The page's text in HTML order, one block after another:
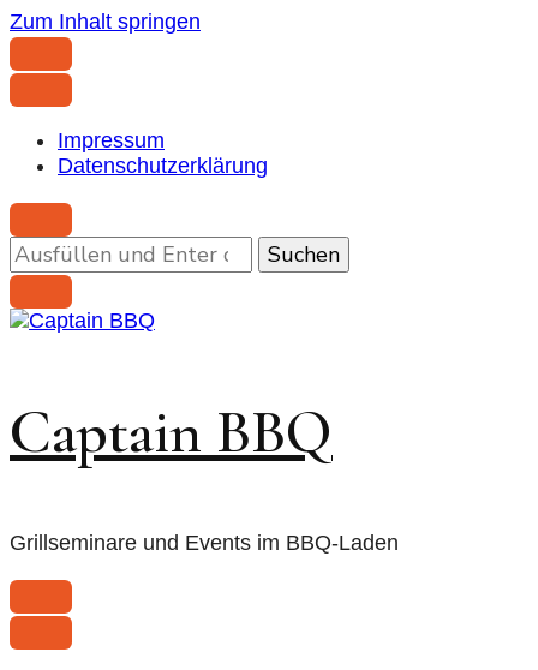
Zum Inhalt springen
Impressum
Datenschutzerklärung
Suchst
du
nach
etwas?
Captain BBQ
Grillseminare und Events im BBQ-Laden